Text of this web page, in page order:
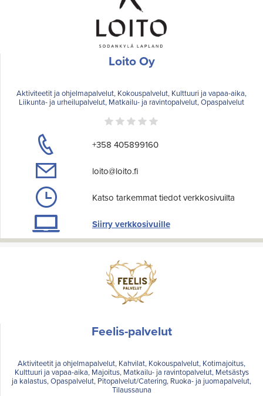
Loito Oy
Aktiviteetit ja ohjelmapalvelut, Kokouspalvelut, Kulttuuri ja vapaa-aika,
Liikunta- ja urheilupalvelut, Matkailu- ja ravintopalvelut, Opaspalvelut
+358 405899160
loito@loito.fi
Katso tarkemmat tiedot verkkosivuilta
Siirry verkkosivuille
Feelis-palvelut
Aktiviteetit ja ohjelmapalvelut, Kahvilat, Kokouspalvelut, Kotimajoitus,
Kulttuuri ja vapaa-aika, Majoitus, Matkailu- ja ravintopalvelut, Metsästys
ja kalastus, Opaspalvelut, Pitopalvelut/Catering, Ruoka- ja juomapalvelut,
Tilaussauna